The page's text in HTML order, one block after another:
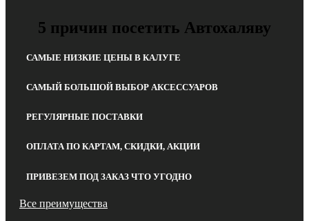
5 причин посетить Автохаляву
САМЫЕ НИЗКИЕ ЦЕНЫ В КАЛУГЕ
САМЫЙ БОЛЬШОЙ ВЫБОР АКСЕССУАРОВ
РЕГУЛЯРНЫЕ ПОСТАВКИ
ОПЛАТА ПО КАРТАМ, СКИДКИ, АКЦИИ
ПРИВЕЗЕМ ПОД ЗАКАЗ ЧТО УГОДНО
Все преимущества